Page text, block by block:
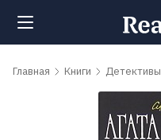
Поиск
Главная Книги Детективы